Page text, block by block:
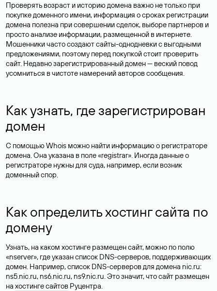
Проверять возраст и историю домена важно не только при
покупке доменного имени, информация о сроках регистрации
домена полезна при совершении сделок, выборе партнеров и
просто анализе информации, размещенной в интернете.
Мошенники часто создают сайты-однодневки с выгодными
предложениями, поэтому перед покупкой стоит проверить
сайт. Недавно зарегистрированный домен — веский повод
усомниться в чистоте намерений авторов сообщения.
Как узнать, где зарегистрирован
домен
С помощью Whois можно найти информацию о регистраторе
домена. Она указана в поле «registrar». Иногда данные о
регистраторе нужны для суда, например, если возник
доменный спор.
Как определить хостинг сайта по
домену
Узнать, на каком хостинге размещен сайт, можно по полю
«nserver», где указан список DNS-серверов, поддерживающих
домен. Например, список DNS-серверов для домена nic.ru:
ns5.nic.ru, ns6.nic.ru, ns9.nic.ru. Это значит, что сайт размещен
на хостинге сайтов Руцентра.